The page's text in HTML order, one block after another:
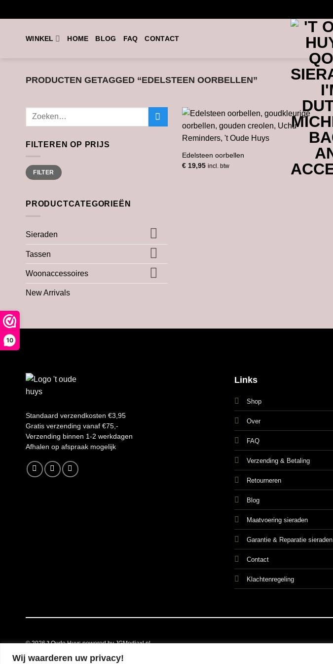
10
Wij waarderen uw privacy!
naar
WINKEL HOME BLOG FAQ CONTACT
PRODUCTEN GETAGGED “EDELSTEEN OORBELLEN”
Zoeken
FILTEREN OP PRIJS
Min.
prijs
Max.
prijsFILTER
PRODUCTCATEGORIEËN
Sieraden
Tassen
Woonaccessoires
New Arrivals
Edelsteen oorbellen
€ 19,95 incl. btw
Standaard verzendkosten €3,95
Gratis verzending vanaf €75,-
Verzending binnen 1-2 werkdagen
Afhalen op afspraak mogelijk
Links
Shop
Over
FAQ
Verzending & Betaling
Retourneren
Blog
Maatvoering sieraden
Garantie & Reparatie sieraden
Contact
Klachtenregeling
© 2026't Oude Huys powered by JGMediaxl.nl